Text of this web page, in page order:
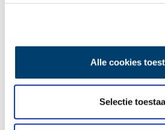
Alle cookies
Selectie
aan de inwoners van de kustgebieden.